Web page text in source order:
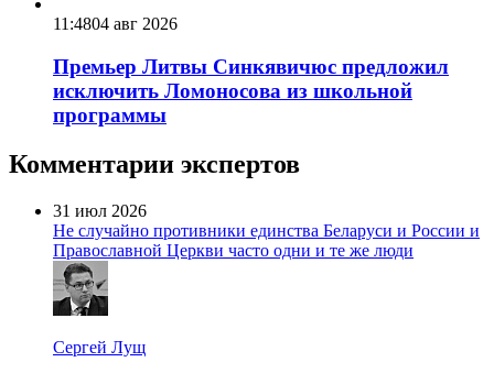
11:4804 авг 2026
Премьер Литвы Синкявичюс предложил
исключить Ломоносова из школьной
программы
Комментарии экспертов
31 июл 2026
Не случайно противники единства Беларуси и России и
Православной Церкви часто одни и те же люди
Сергей Лущ